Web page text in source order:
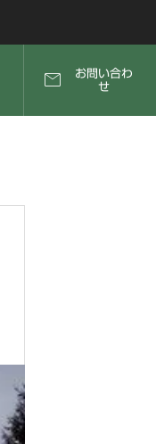

お問い合わ
せ